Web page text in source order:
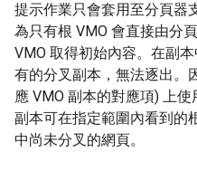
提示作業只會套用至分頁器
為只有根 VMO 會直接由分
VMO 取得初始內容。在副
有的分叉副本，無法逐出。
應 VMO 副本的對應項) 上
副本可在指定範圍內看到的
中尚未分叉的網頁。